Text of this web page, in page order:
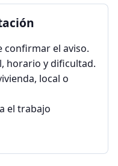
confirmar el aviso.
horario y dificultad.
local o
el trabajo